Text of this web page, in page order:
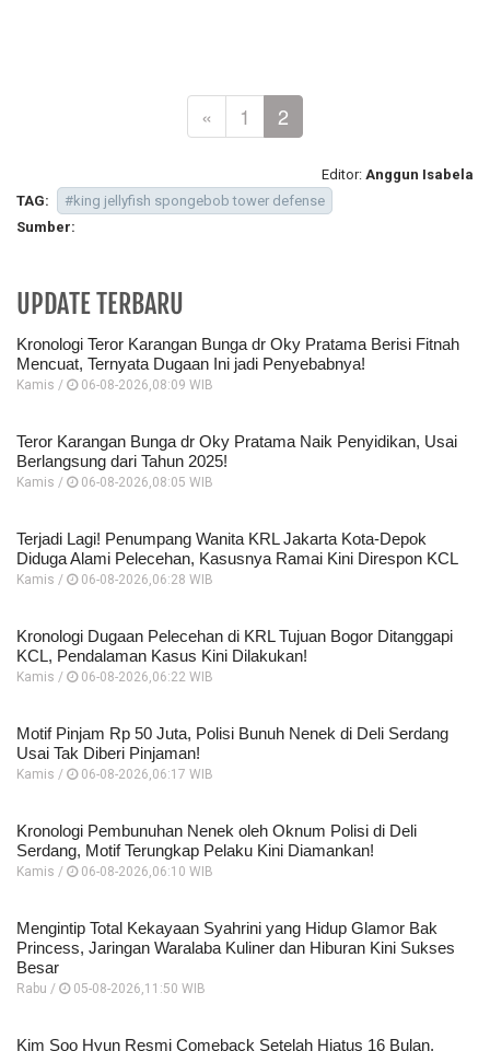
« 1 2
Editor: Anggun Isabela
TAG:
#king jellyfish spongebob tower defense
Sumber:
UPDATE TERBARU
Kronologi Teror Karangan Bunga dr Oky Pratama Berisi Fitnah
Mencuat, Ternyata Dugaan Ini jadi Penyebabnya!
Kamis / 06-08-2026,08:09 WIB
Teror Karangan Bunga dr Oky Pratama Naik Penyidikan, Usai
Berlangsung dari Tahun 2025!
Kamis / 06-08-2026,08:05 WIB
Terjadi Lagi! Penumpang Wanita KRL Jakarta Kota-Depok
Diduga Alami Pelecehan, Kasusnya Ramai Kini Direspon KCL
Kamis / 06-08-2026,06:28 WIB
Kronologi Dugaan Pelecehan di KRL Tujuan Bogor Ditanggapi
KCL, Pendalaman Kasus Kini Dilakukan!
Kamis / 06-08-2026,06:22 WIB
Motif Pinjam Rp 50 Juta, Polisi Bunuh Nenek di Deli Serdang
Usai Tak Diberi Pinjaman!
Kamis / 06-08-2026,06:17 WIB
Kronologi Pembunuhan Nenek oleh Oknum Polisi di Deli
Serdang, Motif Terungkap Pelaku Kini Diamankan!
Kamis / 06-08-2026,06:10 WIB
Mengintip Total Kekayaan Syahrini yang Hidup Glamor Bak
Princess, Jaringan Waralaba Kuliner dan Hiburan Kini Sukses
Besar
Rabu / 05-08-2026,11:50 WIB
Kim Soo Hyun Resmi Comeback Setelah Hiatus 16 Bulan,